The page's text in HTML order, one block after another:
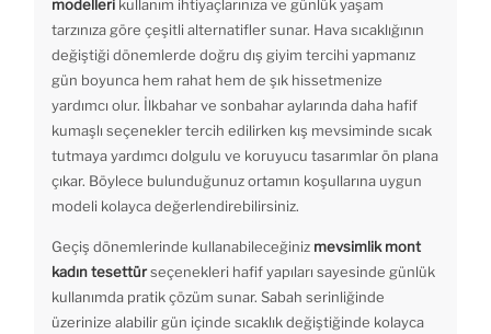
modelleri kullanım ihtiyaçlarınıza ve günlük yaşam
tarzınıza göre çeşitli alternatifler sunar. Hava sıcaklığının
değiştiği dönemlerde doğru dış giyim tercihi yapmanız
gün boyunca hem rahat hem de şık hissetmenize
yardımcı olur. İlkbahar ve sonbahar aylarında daha hafif
kumaşlı seçenekler tercih edilirken kış mevsiminde sıcak
tutmaya yardımcı dolgulu ve koruyucu tasarımlar ön plana
çıkar. Böylece bulunduğunuz ortamın koşullarına uygun
modeli kolayca değerlendirebilirsiniz.
Geçiş dönemlerinde kullanabileceğiniz mevsimlik mont
kadın tesettürseçenekleri hafif yapıları sayesinde günlük
kullanımda pratik çözüm sunar. Sabah serinliğinde
üzerinize alabilir gün içinde sıcaklık değiştiğinde kolayca